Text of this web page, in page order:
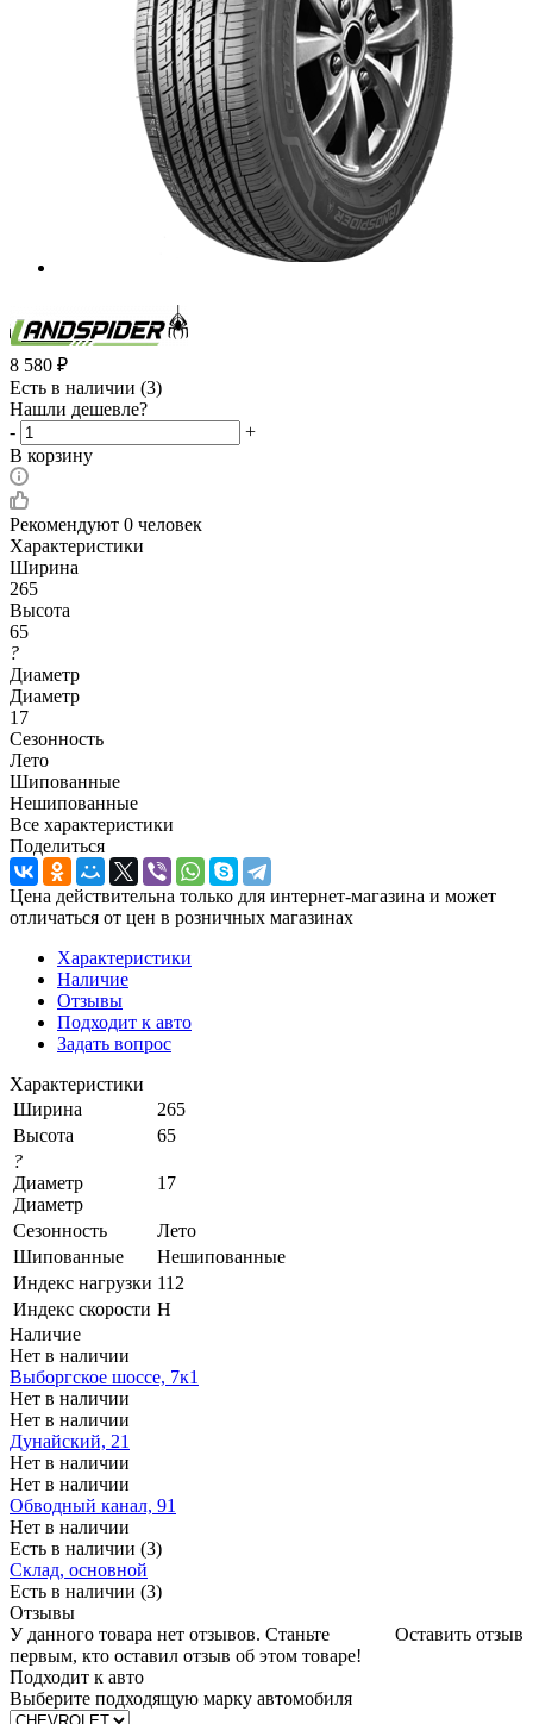
8 580 ₽
Есть в наличии (3)
Нашли дешевле?
-
+
В корзину
Рекомендуют 0 человек
Характеристики
Ширина
265
Высота
65
?
Диаметр
Диаметр
17
Сезонность
Лето
Шипованные
Нешипованные
Все характеристики
Поделиться
Цена действительна только для интернет-магазина и может
отличаться от цен в розничных магазинах
Характеристики
Наличие
Отзывы
Подходит к авто
Задать вопрос
Характеристики
Ширина
265
Высота
65
?
Диаметр
Диаметр
17
Сезонность
Лето
Шипованные
Нешипованные
Индекс нагрузки 112
Индекс скорости H
Наличие
Нет в наличии
Выборгское шоссе, 7к1
Нет в наличии
Нет в наличии
Дунайский, 21
Нет в наличии
Нет в наличии
Обводный канал, 91
Нет в наличии
Есть в наличии (3)
Склад, основной
Есть в наличии (3)
Отзывы
Оставить отзыв
У данного товара нет отзывов. Станьте
первым, кто оставил отзыв об этом товаре!
Подходит к авто
Выберите подходящую марку автомобиля